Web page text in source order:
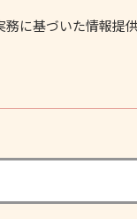
に基づいた情報提